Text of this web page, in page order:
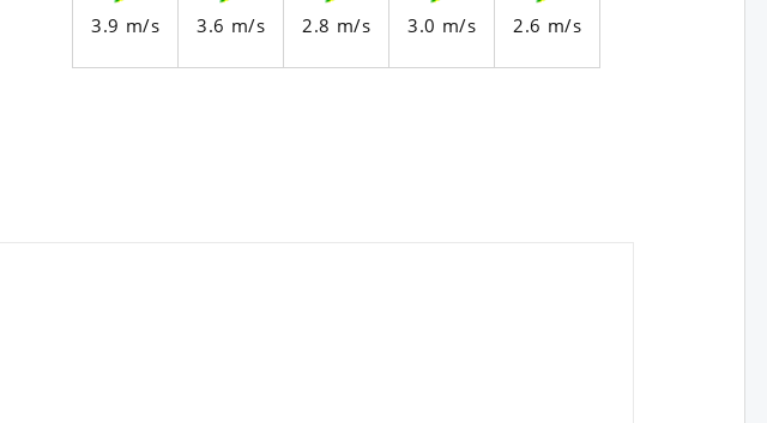
3.9 m/s 3.6 m/s 2.8 m/s 3.0 m/s 2.6 m/s